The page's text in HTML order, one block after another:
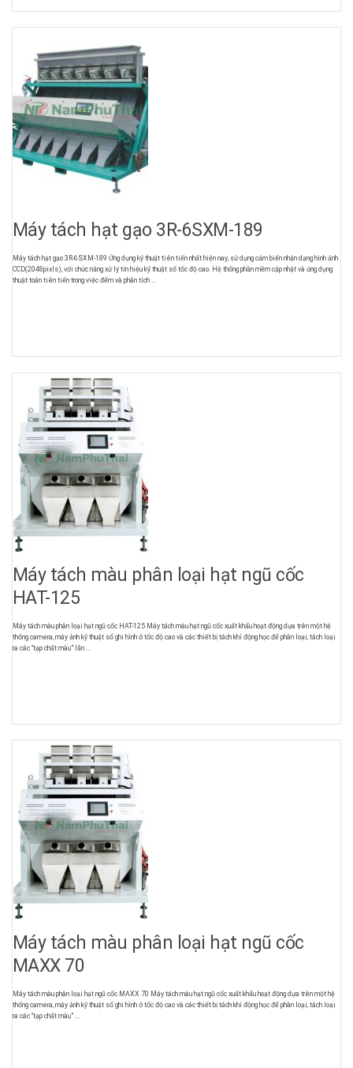
Máy tách hạt gạo 3R-6SXM-189
Máy tách hạt gạo 3R-6SXM-189 Ứng dụng kỹ thuật tiên tiến nhất hiện nay, sử dụng cảm biến nhận dạng hình ảnh
CCD(2048pixls), với chức năng xử lý tín hiệu kỹ thuật số tốc độ cao. Hệ thống phần mềm cập nhật và ứng dụng
thuật toán tiên tiến trong việc đếm và phân tích ...
Máy tách màu phân loại hạt ngũ cốc
HAT-125
Máy tách màu phân loại hạt ngũ cốc HAT-125 Máy tách màu hạt ngũ cốc xuất khẩu hoạt động dựa trên một hệ
thống camera, máy ảnh kỹ thuật số ghi hình ở tốc độ cao và các thiết bị tách khí động học để phân loại, tách loại
ra các “tạp chất màu” lẫn ...
Máy tách màu phân loại hạt ngũ cốc
MAXX 70
Máy tách màu phân loại hạt ngũ cốc MAXX 70 Máy tách màu hạt ngũ cốc xuất khẩu hoạt động dựa trên một hệ
thống camera, máy ảnh kỹ thuật số ghi hình ở tốc độ cao và các thiết bị tách khí động học để phân loại, tách loại
ra các “tạp chất màu” ...